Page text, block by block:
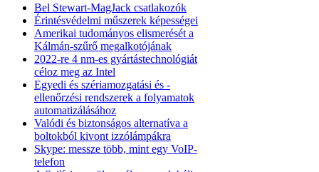
Bel Stewart-MagJack csatlakozók
Érintésvédelmi műszerek képességei
Amerikai tudományos elismerését a
Kálmán-szűrő megalkotójának
2022-re 4 nm-es gyártástechnológiát
céloz meg az Intel
Egyedi és szériamozgatási és -
ellenőrzési rendszerek a folyamatok
automatizálásához
Valódi és biztonságos alternatíva a
boltokból kivont izzólámpákra
Skype: messze több, mint egy VoIP-
telefon